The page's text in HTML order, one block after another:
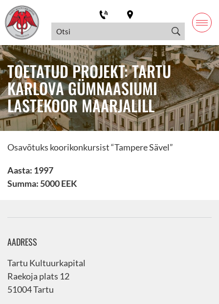
TOETATUD PROJEKT: TARTU
KARLOVA GÜMNAASIUMI
LASTEKOOR MAARJALILL
Osavõtuks koorikonkursist “Tampere Sävel”
Aasta: 1997
Summa: 5000 EEK
AADRESS
Tartu Kultuurkapital
Raekoja plats 12
51004 Tartu